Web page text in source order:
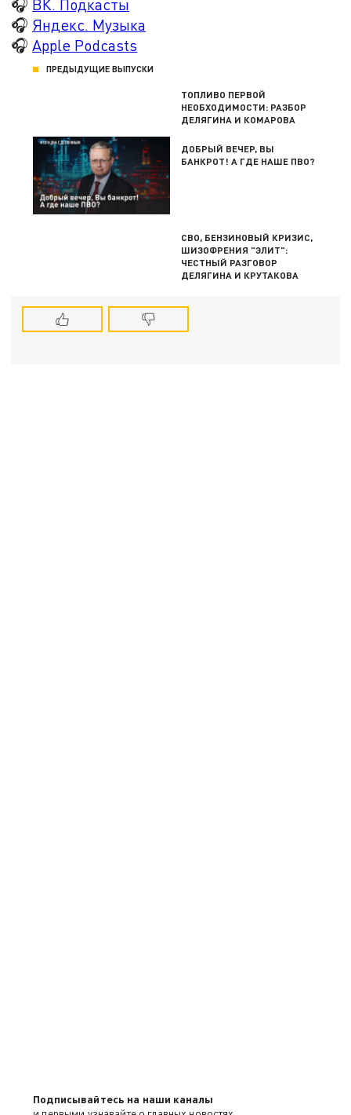
🎧 ВК. Подкасты
🎧 Яндекс. Музыка
🎧 Apple Podcasts
ПРЕДЫДУЩИЕ ВЫПУСКИ
ТОПЛИВО ПЕРВОЙ
НЕОБХОДИМОСТИ: РАЗБОР
ДЕЛЯГИНА И КОМАРОВА
ДОБРЫЙ ВЕЧЕР, ВЫ
БАНКРОТ! А ГДЕ НАШЕ ПВО?
СВО, БЕНЗИНОВЫЙ КРИЗИС,
ШИЗОФРЕНИЯ "ЭЛИТ":
ЧЕСТНЫЙ РАЗГОВОР
ДЕЛЯГИНА И КРУТАКОВА
Подписывайтесь на наши каналы